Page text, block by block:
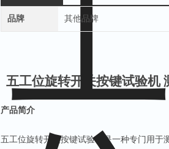
品牌 其他品牌
五工位旋转开关按键试验机
产品简介
五工位旋转开关按键试验机
是一种专门用于